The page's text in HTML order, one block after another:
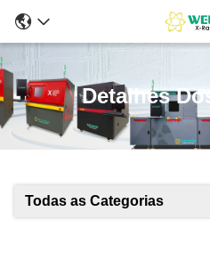
Detalhes
Todas as Categorias